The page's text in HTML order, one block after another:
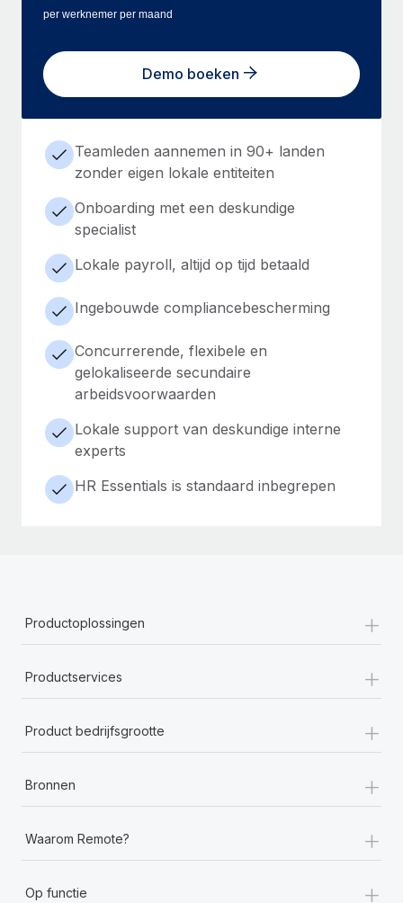
per werknemer per maand
Demo boeken
Teamleden aannemen in 90+ landen
zonder eigen lokale entiteiten
Onboarding met een deskundige
specialist
Lokale payroll, altijd op tijd betaald
Ingebouwde compliancebescherming
Concurrerende, flexibele en
gelokaliseerde secundaire
arbeidsvoorwaarden
Lokale support van deskundige interne
experts
HR Essentials is standaard inbegrepen
Productoplossingen +
Productservices +
Product bedrijfsgrootte +
Bronnen +
Waarom Remote? +
Op functie +